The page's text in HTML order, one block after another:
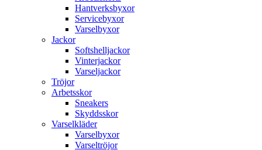
Hantverksbyxor
Servicebyxor
Varselbyxor
Jackor
Softshelljackor
Vinterjackor
Varseljackor
Tröjor
Arbetsskor
Sneakers
Skyddsskor
Varselkläder
Varselbyxor
Varseltröjor